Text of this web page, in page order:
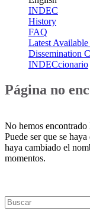
INDEC
History
FAQ
Latest
Dissemination
INDECcionario
Página no
No hemos encontrado
Puede ser que se
haya cambiado el
momentos.